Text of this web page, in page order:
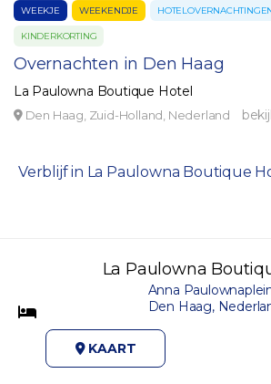
WEEKJE WEEKENDJE
KINDERKORTING
Overnachten in Den Haag
La Paulowna Boutique Hotel
Den Haag, Zuid-Holland, Nederland
Verblijf in La Paulowna Boutique
La Paulowna
Anna
Den Haag,
KAART